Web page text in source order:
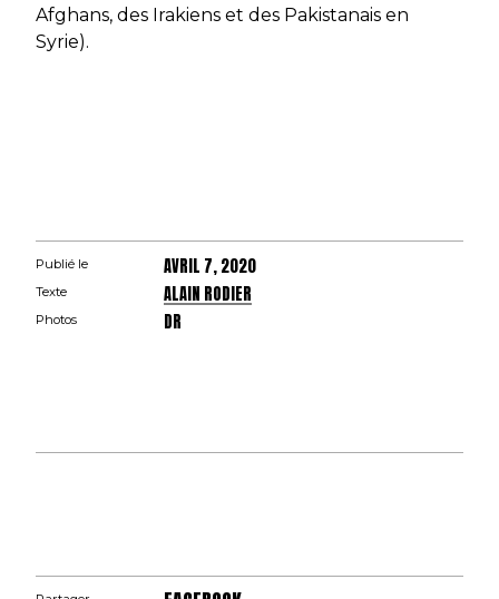
Afghans, des Irakiens et des Pakistanais en
Syrie).
Publié le AVRIL 7, 2020
Texte ALAIN RODIER
Photos DR